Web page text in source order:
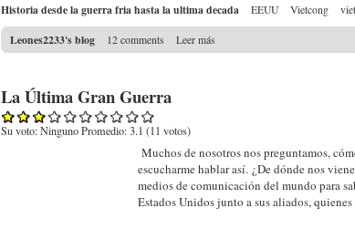
Historia desde la guerra fria hasta la ultima decada EEUU Vietcong
Leones2233's blog
12 comments Leer más
La Última Gran Guerra
Su voto:Ninguno Promedio:3.1 (11 votos)
Muchos de nosotros nos preguntamos,
escucharme hablar así. ¿De dónde nos
medios de comunicación del mundo para
Estados Unidos junto a sus aliados,